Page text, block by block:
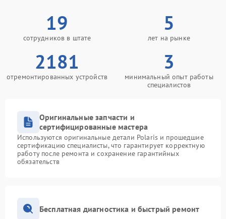
19
сотрудников в штате
5
лет на рынке
2181
отремонтированных устройств
3
минимальный опыт работы
специалистов
Оригинальные запчасти и
сертифицированные мастера
Используются оригинальные детали Polaris и прошедшие
сертификацию специалисты, что гарантирует корректную
работу после ремонта и сохранение гарантийных
обязательств
Бесплатная диагностика и быстрый ремонт